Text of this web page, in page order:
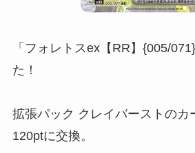
「フォレトスex【RR】{005/
た！
拡張パック クレイバーストの
120ptに交換。